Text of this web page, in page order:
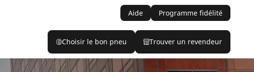
Aide Programme fidélité
Choisir le bon pneu Trouver un revendeur